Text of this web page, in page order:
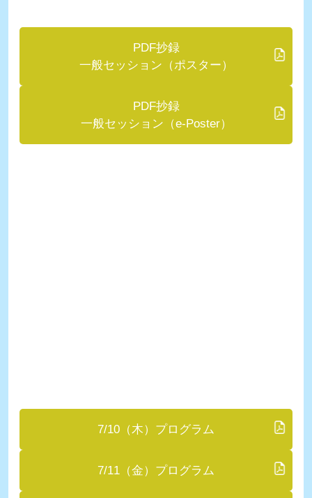
PDF抄録
一般セッション（ポスター）
PDF抄録
一般セッション（e-Poster）
7/10（木） プログラム
7/11（金） プログラム